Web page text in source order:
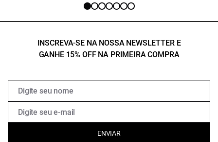
INSCREVA-SE NA NOSSA NEWSLETTER E
GANHE 15% OFF NA PRIMEIRA COMPRA
ENVIAR